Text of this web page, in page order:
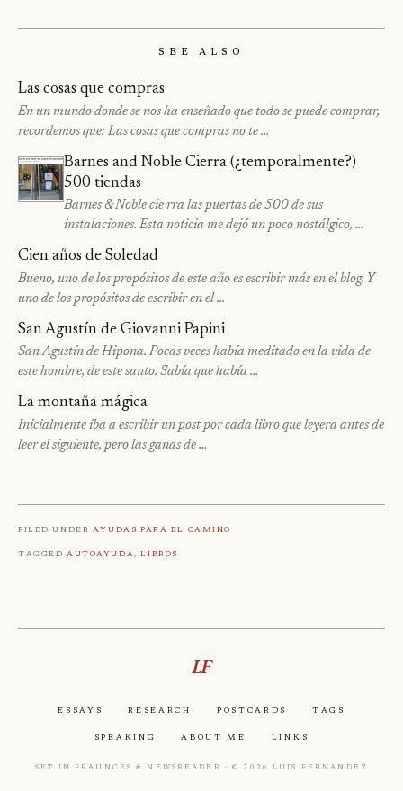
See Also
Las cosas que compras
En un mundo donde se nos ha enseñado que todo se puede comprar,
recordemos que: Las cosas que compras no te …
Barnes and Noble Cierra (¿temporalmente?)
500 tiendas
Barnes & Noble cie rra las puertas de 500 de sus
instalaciones. Esta noticia me dejó un poco nostálgico, …
Cien años de Soledad
Bueno, uno de los propósitos de este año es escribir más en el blog. Y
uno de los propósitos de escribir en el …
San Agustín de Giovanni Papini
San Agustín de Hipona. Pocas veces había meditado en la vida de
este hombre, de este santo. Sabía que había …
La montaña mágica
Inicialmente iba a escribir un post por cada libro que leyera antes de
leer el siguiente, pero las ganas de …
Filed under Ayudas para el camino
TaggedAutoayuda,Libros
LF
Essays Research Postcards Tags
Speaking About Me Links
Set in Fraunces & Newsreader · © 2026 Luis Fernandez